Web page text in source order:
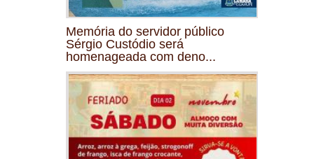
Memória do servidor público
Sérgio Custódio será
homenageada com deno...